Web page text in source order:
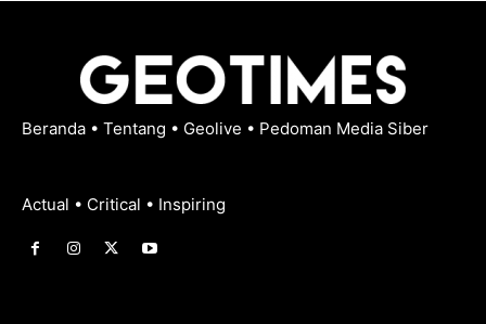
Beranda • Tentang • Geolive • Pedoman Media Siber
Actual • Critical • Inspiring